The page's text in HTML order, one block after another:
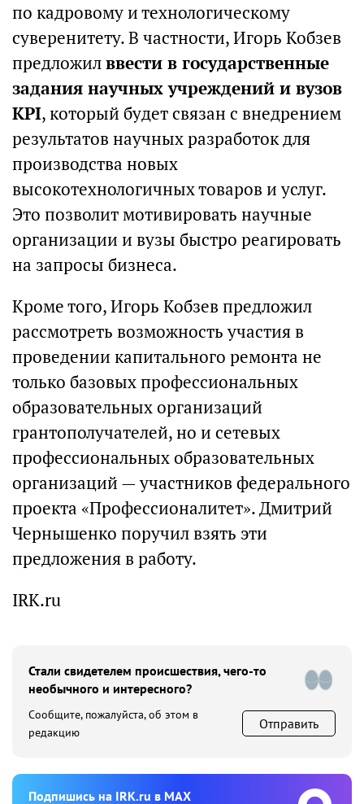
по кадровому и технологическому
суверенитету. В частности, Игорь Кобзев
предложилввести в государственные
задания научных учреждений и вузов
KPI, который будет связан с внедрением
результатов научных разработок для
производства новых
высокотехнологичных товаров и услуг.
Это позволит мотивировать научные
организации и вузы быстро реагировать
на запросы бизнеса.
Кроме того, Игорь Кобзев предложил
рассмотреть возможность участия в
проведении капитального ремонта не
только базовых профессиональных
образовательных организаций
грантополучателей, но и сетевых
профессиональных образовательных
организаций — участников федерального
проекта «Профессионалитет». Дмитрий
Чернышенко поручил взять эти
предложения в работу.
IRK.ru
Стали свидетелем происшествия, чего-то
необычного и интересного?
Сообщите, пожалуйста, об этом в
редакцию
Отправить
Подпишиcь на IRK.ru в MAX